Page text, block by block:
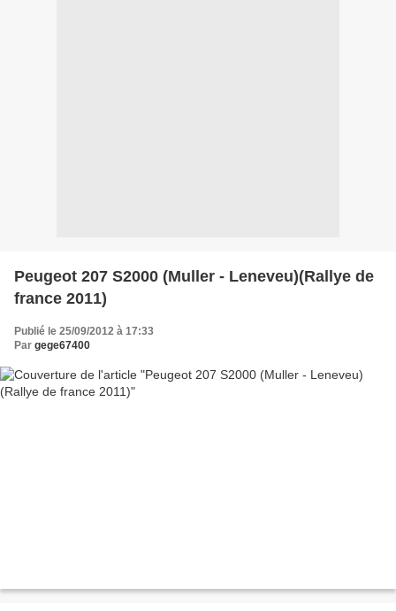
Peugeot 207 S2000 (Muller - Leneveu)(Rallye de
france 2011)
Publié le 25/09/2012 à 17:33
Par gege67400